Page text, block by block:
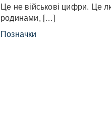
Це не військові цифри. Це
родинами, […]
Позначки